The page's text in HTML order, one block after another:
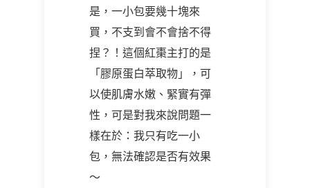
是，一小包要幾十塊來
買，不支到會不會捨不得
捏？！這個紅棗主打的是
「膠原蛋白萃取物」，可
以使肌膚水嫩、緊實有彈
性，可是對我來說問題一
樣在於：我只有吃一小
包，無法確認是否有效果
～